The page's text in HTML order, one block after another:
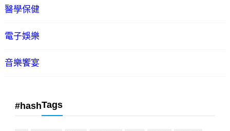
醫學保健
電子娛樂
音樂饗宴
#hashTags